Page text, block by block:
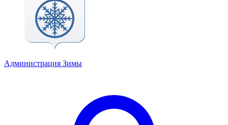
Администрация Зимы